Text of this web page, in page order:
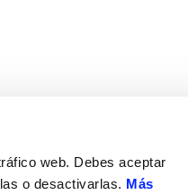
web. Debes aceptar
o desactivarlas. Más